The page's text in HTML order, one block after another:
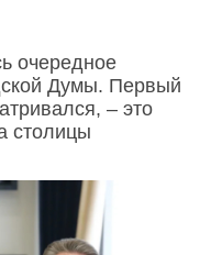
очередное
Думы. Первый
– это
столицы